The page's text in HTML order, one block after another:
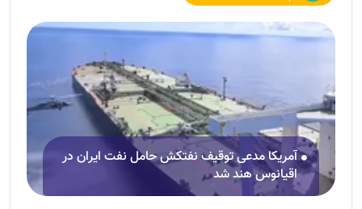
آمریکا مدعی توقیف نفتکش حامل نفت ایران در
اقیانوس هند شد